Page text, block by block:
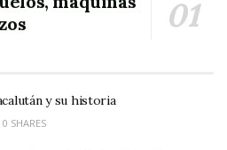
y su historia
0 SHARES